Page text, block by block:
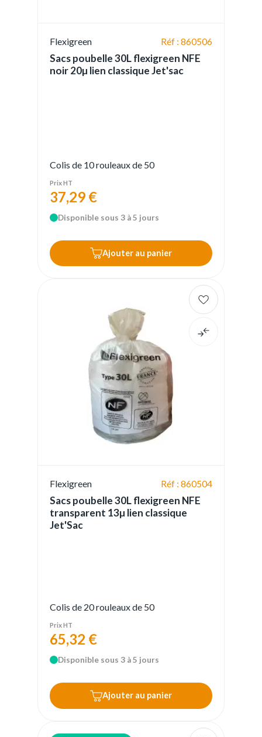
Flexigreen Réf : 860506
Sacs poubelle 30L flexigreen NFE
noir 20µ lien classique Jet'sac
Colis de 10 rouleaux de 50
Prix HT
37,29 €
Disponible sous 3 à 5 jours
Ajouter au panier
Flexigreen Réf : 860504
Sacs poubelle 30L flexigreen NFE
transparent 13µ lien classique
Jet'Sac
Colis de 20 rouleaux de 50
Prix HT
65,32 €
Disponible sous 3 à 5 jours
Ajouter au panier